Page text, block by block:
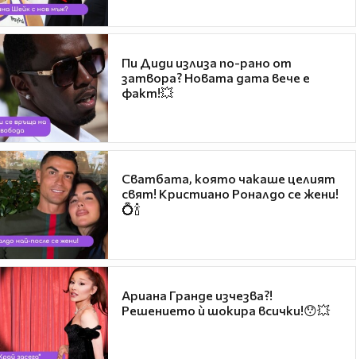
Пи Диди излиза по-рано от
затвора? Новата дата вече е
факт!💥
Сватбата, която чакаше целият
свят! Кристиано Роналдо се жени!
💍🍾
Ариана Гранде изчезва?!
Решението ѝ шокира всички!😯💥